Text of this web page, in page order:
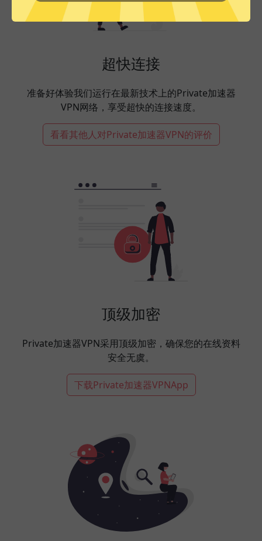
超快连接
准备好体验我们运行在最新技术上的Private加速器
VPN网络，享受超快的连接速度。
看看其他人对Private加速器VPN的评价
顶级加密
Private加速器VPN采用顶级加密，确保您的在线资料
安全无虞。
下载Private加速器VPNApp